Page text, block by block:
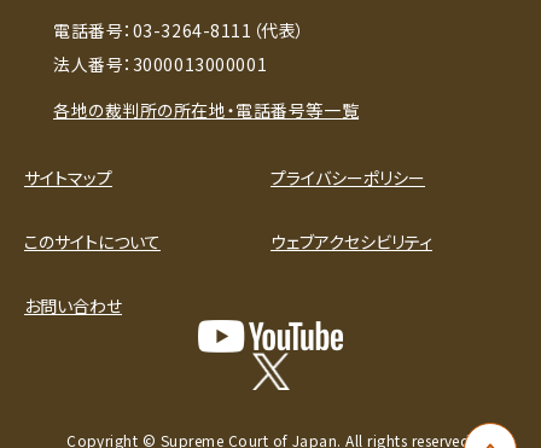
電話番号：03-3264-8111（代表）
法人番号：3000013000001
各地の裁判所の所在地・電話番号等一覧
サイトマップ プライバシーポリシー
このサイトについて ウェブアクセシビリティ
お問い合わせ
Copyright © Supreme Court of Japan. All rights reserved.